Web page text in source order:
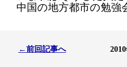
中国の地方都市の勉
←前回記事へ